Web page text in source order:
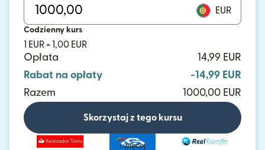
EUR
Codzienny kurs
1 EUR = 1,00 EUR
Opłata
14,99 EUR
Rabat na opłaty
-14,99 EUR
Razem
1000,00 EUR
Skorzystaj z tego kursu
i więcej